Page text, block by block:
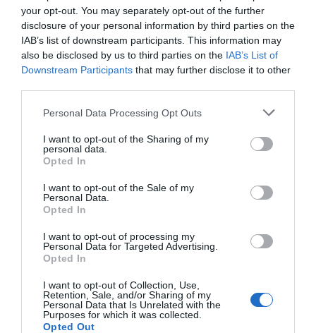
your opt-out. You may separately opt-out of the further
disclosure of your personal information by third parties on the
IAB’s list of downstream participants. This information may
also be disclosed by us to third parties on the IAB’s List of
Downstream Participants that may further disclose it to other
Personal Data Processing Opt Outs
I want to opt-out of the Sharing of my
personal data.
Opted In
I want to opt-out of the Sale of my
Personal Data.
Opted In
I want to opt-out of processing my
Personal Data for Targeted Advertising.
Opted In
I want to opt-out of Collection, Use,
Retention, Sale, and/or Sharing of my
Personal Data that Is Unrelated with the
Purposes for which it was collected.
Opted Out
RELACIONADAS
Aldi contratará 122 trabajadores en zonas
turísticas de Cataluña y Baleares